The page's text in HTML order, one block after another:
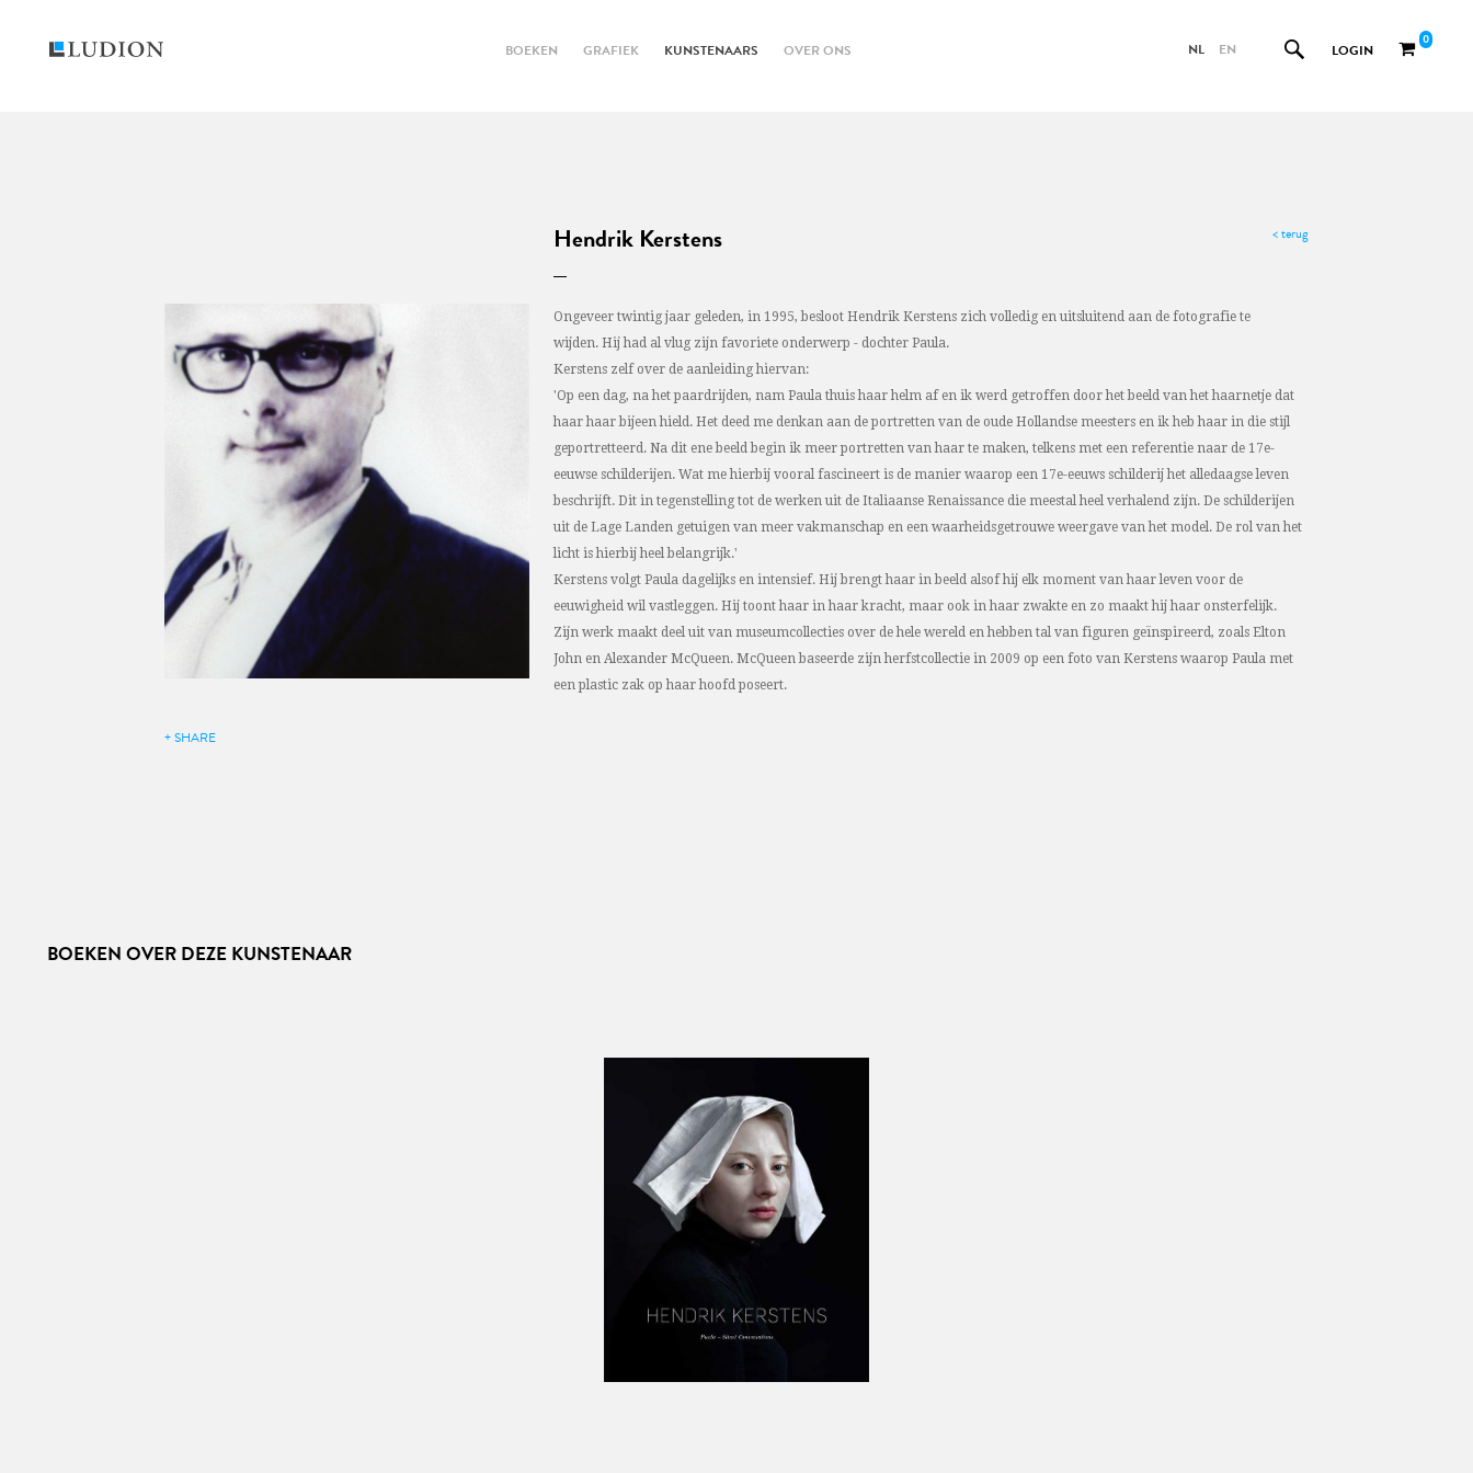
BOEKEN GRAFIEK KUNSTENAARS OVER ONS NL EN LOGIN
0
Hendrik Kerstens < terug
+ SHARE
Ongeveer twintig jaar geleden, in 1995, besloot Hendrik Kerstens zich volledig en uitsluitend aan de fotografie te
wijden. Hij had al vlug zijn favoriete onderwerp - dochter Paula.
Kerstens zelf over de aanleiding hiervan:
'Op een dag, na het paardrijden, nam Paula thuis haar helm af en ik werd getroffen door het beeld van het haarnetje dat
haar haar bijeen hield. Het deed me denkan aan de portretten van de oude Hollandse meesters en ik heb haar in die stijl
geportretteerd. Na dit ene beeld begin ik meer portretten van haar te maken, telkens met een referentie naar de 17e-
eeuwse schilderijen. Wat me hierbij vooral fascineert is de manier waarop een 17e-eeuws schilderij het alledaagse leven
beschrijft. Dit in tegenstelling tot de werken uit de Italiaanse Renaissance die meestal heel verhalend zijn. De schilderijen
uit de Lage Landen getuigen van meer vakmanschap en een waarheidsgetrouwe weergave van het model. De rol van het
licht is hierbij heel belangrijk.'
Kerstens volgt Paula dagelijks en intensief. Hij brengt haar in beeld alsof hij elk moment van haar leven voor de
eeuwigheid wil vastleggen. Hij toont haar in haar kracht, maar ook in haar zwakte en zo maakt hij haar onsterfelijk.
Zijn werk maakt deel uit van museumcollecties over de hele wereld en hebben tal van figuren geïnspireerd, zoals Elton
John en Alexander McQueen. McQueen baseerde zijn herfstcollectie in 2009 op een foto van Kerstens waarop Paula met
een plastic zak op haar hoofd poseert.
BOEKEN OVER DEZE KUNSTENAAR